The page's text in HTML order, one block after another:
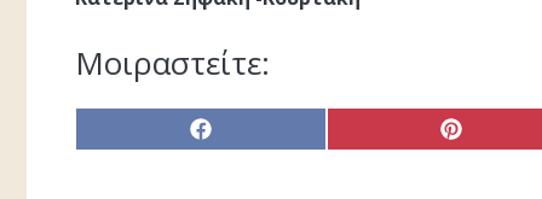
Μοιραστείτε:
Share
on
Share
on